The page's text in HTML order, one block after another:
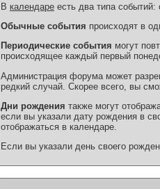
В календаре есть два типа событий:
Обычные события происходят в
Периодические события могут
происходящее каждый первый
Администрация форума может
редкий случай. Скорее всего, вы
Дни рождения также могут
если вы указали дату рождения в
отображаться в календаре.
Если вы указали день своего